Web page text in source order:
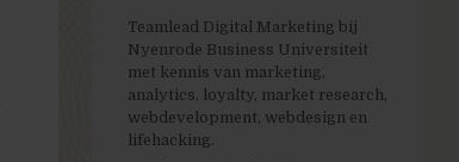
Teamlead Digital Marketing bij
Nyenrode Business Universiteit
met kennis van marketing,
analytics, loyalty, market research,
webdevelopment, webdesign en
lifehacking.